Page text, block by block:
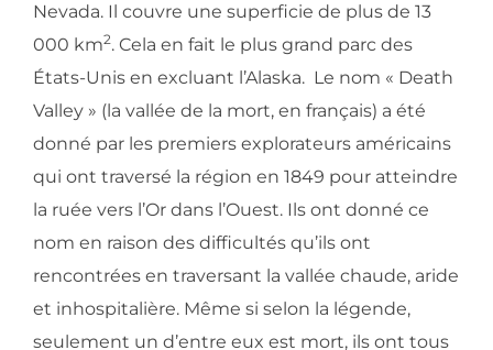
Nevada. Il couvre une superficie de plus de 13
000 km2. Cela en fait le plus grand parc des
États-Unis en excluant l’Alaska. Le nom « Death
Valley » (la vallée de la mort, en français) a été
donné par les premiers explorateurs américains
qui ont traversé la région en 1849 pour atteindre
la ruée vers l’Or dans l’Ouest. Ils ont donné ce
nom en raison des difficultés qu’ils ont
rencontrées en traversant la vallée chaude, aride
et inhospitalière. Même si selon la légende,
seulement un d’entre eux est mort, ils ont tous